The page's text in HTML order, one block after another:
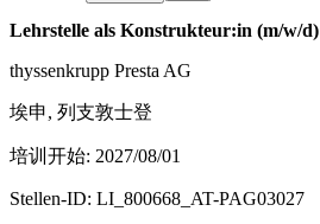
Lehrstelle als Konstrukteur:in (m/w/d)
thyssenkrupp Presta AG
埃申, 列支敦士登
培训开始: 2027/08/01
Stellen-ID: LI_800668_AT-PAG03027